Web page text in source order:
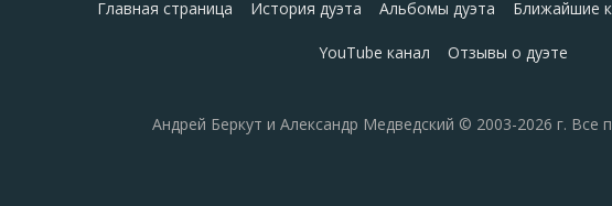
Главная страница История дуэта Альбомы дуэта Ближайшие
YouTube канал Отзывы о дуэте
Андрей Беркут и Александр Медведский © 2003-2026 г. Все